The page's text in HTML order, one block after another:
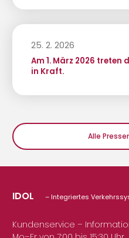
25. 2. 2026
Am 1. März 2026
in Kraft.
Alle
IDOL – Integriertes
Kundenservice –